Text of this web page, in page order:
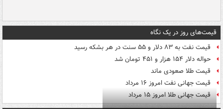
قیمت‌های روز در یک نگاه
قیمت نفت به ۸۳ دلار و ۵۵ سنت در هر بشکه رسید
حواله دلار ۱۵۴ هزار و ۴۵۱ تومان شد
قیمت طلا صعودی ماند
قیمت جهانی نفت امروز ۱۶ مرداد
قیمت جهانی طلا امروز ۱۵ مرداد